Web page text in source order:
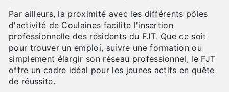
Par ailleurs, la proximité avec les différents pôles
d'activité de Coulaines facilite l'insertion
professionnelle des résidents du FJT. Que ce soit
pour trouver un emploi, suivre une formation ou
simplement élargir son réseau professionnel, le FJT
offre un cadre idéal pour les jeunes actifs en quête
de réussite.